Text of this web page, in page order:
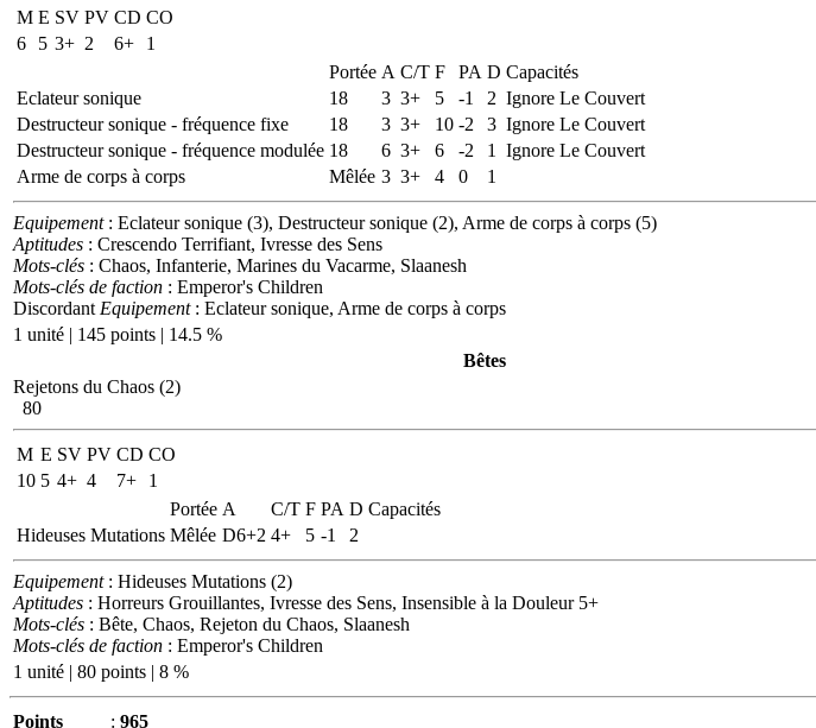
M E SV PV CD CO
6
5 3+ 2 6+
1
Portée A C/T F PA D Capacités
Eclateur sonique
18 3 3+ 5 -1 2 Ignore Le Couvert
Destructeur sonique - fréquence fixe
18 3 3+ 10 -2 3 Ignore Le Couvert
Destructeur sonique - fréquence modulée 18 6 3+ 6 -2 1
Ignore Le Couvert
Arme de corps à corps
Mêlée 3 3+ 4 0 1
Equipement: Eclateur sonique (3), Destructeur sonique (2), Arme de corps à corps (5)
Aptitudes : Crescendo Terrifiant, Ivresse des Sens
Mots-clés : Chaos, Infanterie, Marines du Vacarme, Slaanesh
Mots-clés de faction : Emperor's Children
Discordant Equipement: Eclateur sonique, Arme de corps à corps
1 unité | 145 points | 14.5 %
Bêtes
Rejetons du Chaos (2)
80
M E SV PV CD CO
10 5 4+ 4 7+
1
Portée A C/T F PA D Capacités
Hideuses Mutations Mêlée D6+2 4+ 5 -1 2
Equipement: Hideuses Mutations (2)
Aptitudes : Horreurs Grouillantes, Ivresse des Sens, Insensible à la Douleur 5+
Mots-clés : Bête, Chaos, Rejeton du Chaos, Slaanesh
Mots-clés de faction : Emperor's Children
1 unité | 80 points | 8 %
Points : 965